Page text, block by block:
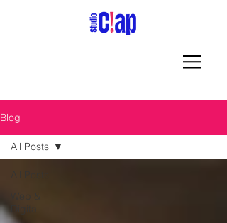
Blog
All Posts